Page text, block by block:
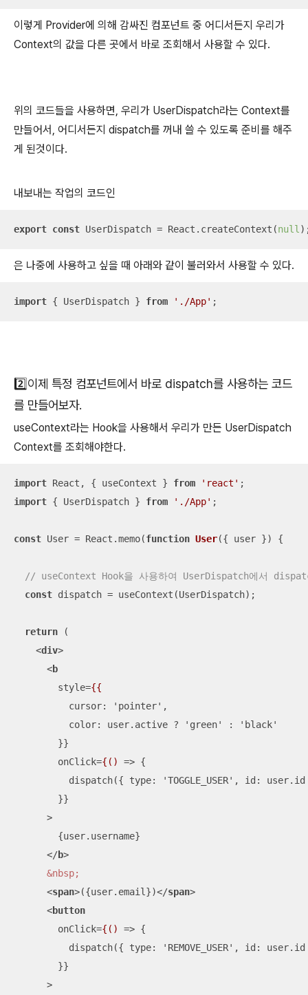
이렇게 Provider에 의해 감싸진 컴포넌트 중 어디서든지 우리가
Context의 값을 다른 곳에서 바로 조회해서 사용할 수 있다.
위의 코드들을 사용하면, 우리가 UserDispatch라는 Context를
만들어서, 어디서든지 dispatch를 꺼내 쓸 수 있도록 준비를 해주
게 된것이다.
내보내는 작업의 코드인
export const UserDispatch = React.createContext(null
은 나중에 사용하고 싶을 때 아래와 같이 불러와서 사용할 수 있다.
import { UserDispatch } from './App' ;
2️⃣이제 특정 컴포넌트에서 바로 dispatch를 사용하는 코드
를 만들어보자.
useContext라는 Hook을 사용해서 우리가 만든 UserDispatch
Context를 조회해야한다.
import React, { useContext } from 'react'
import { UserDispatch } from './App' ;
const User = React.memo(function User({ user }) {
// useContext Hook을 사용하여 UserDispatch에서
const dispatch = useContext(UserDispatch);
return (
<div>
<b
style={{
cursor:
' pointer',
color:
user.active ? ' green' : ' black'
        }}
onClick={() => {
dispatch({ type: 'TOGGLE_USER', id: user.id
        }}
      >
        {user.username}
</b>
&nbsp;
<span>({user.email})</span>
<button
onClick={() => {
dispatch({ type: 'REMOVE_USER', id: user.id
        }}
      >